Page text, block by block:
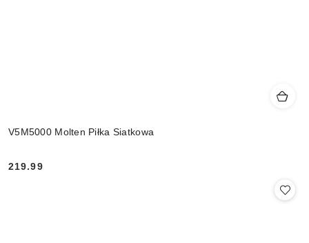
V5M5000 Molten Piłka Siatkowa
Cena:
219.99